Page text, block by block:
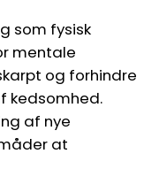
som fysisk
mentale
og forhindre
af nye
at